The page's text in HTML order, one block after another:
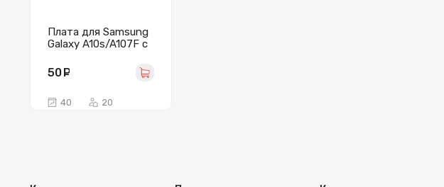
Плата для Samsung
Galaxy A10s/A107F с
гарнитуры/
микрофоном
50
40 20